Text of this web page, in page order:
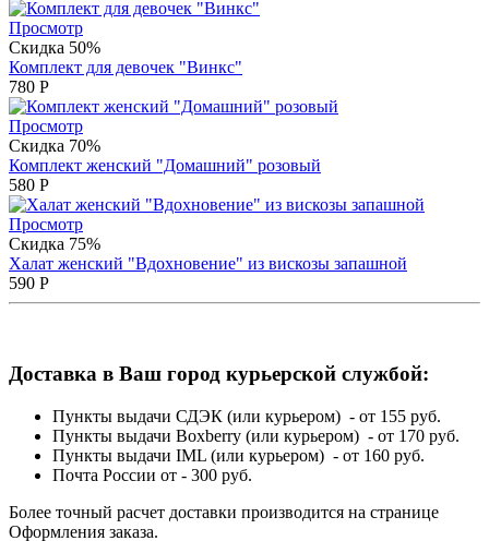
Просмотр
Скидка 50%
Комплект для девочек "Винкс"
780 Р
Просмотр
Скидка 70%
Комплект женский "Домашний" розовый
580 Р
Просмотр
Скидка 75%
Халат женский "Вдохновение" из вискозы запашной
590 Р
Доставка в Ваш город курьерской службой:
Пункты выдачи СДЭК (или курьером) - от 155 руб.
Пункты выдачи Boxberry (или курьером) - от 170 руб.
Пункты выдачи IML (или курьером) - от 160 руб.
Почта России от - 300 руб.
Более точный расчет доставки производится на странице
Оформления заказа.